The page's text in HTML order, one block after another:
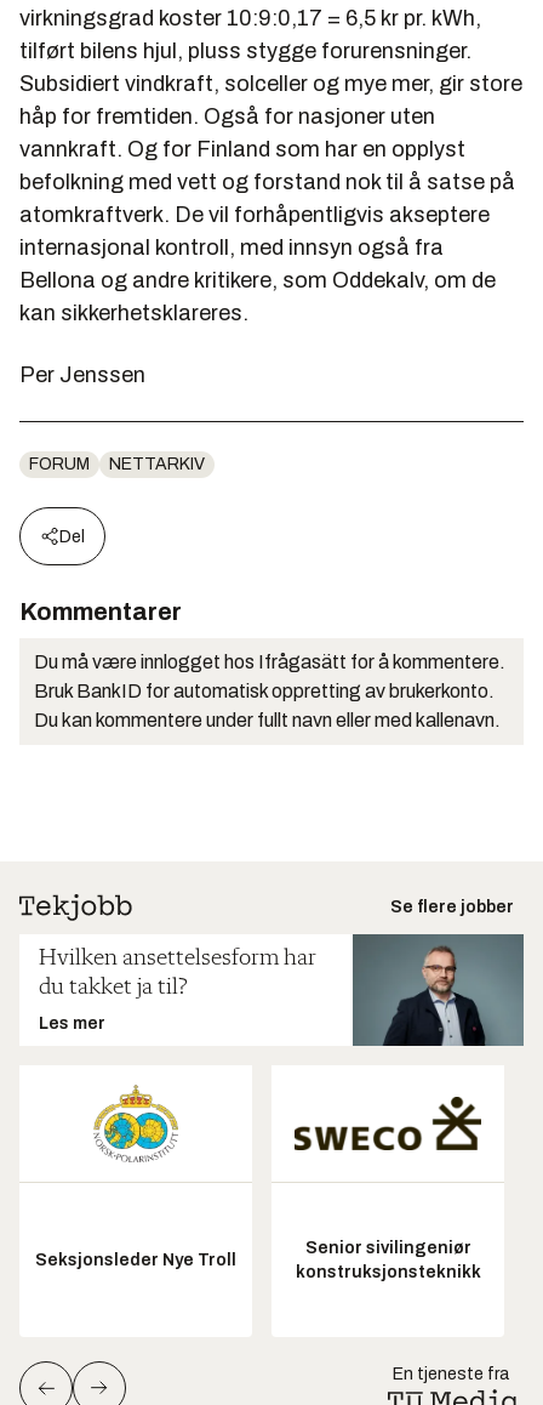
virkningsgrad koster 10:9:0,17 = 6,5 kr pr. kWh,
tilført bilens hjul, pluss stygge forurensninger.
Subsidiert vindkraft, solceller og mye mer, gir store
håp for fremtiden. Også for nasjoner uten
vannkraft. Og for Finland som har en opplyst
befolkning med vett og forstand nok til å satse på
atomkraftverk. De vil forhåpentligvis akseptere
internasjonal kontroll, med innsyn også fra
Bellona og andre kritikere, som Oddekalv, om de
kan sikkerhetsklareres.
Per Jenssen
FORUM NETTARKIV
Del
Kommentarer
Du må være innlogget hos Ifrågasätt for å kommentere.
Bruk BankID for automatisk oppretting av brukerkonto.
Du kan kommentere under fullt navn eller med kallenavn.
Se flere jobber
Hvilken ansettelsesform har
du takket ja til?
Les mer
Seksjonsleder Nye Troll
Senior sivilingeniør
konstruksjonsteknikk
En tjeneste fra